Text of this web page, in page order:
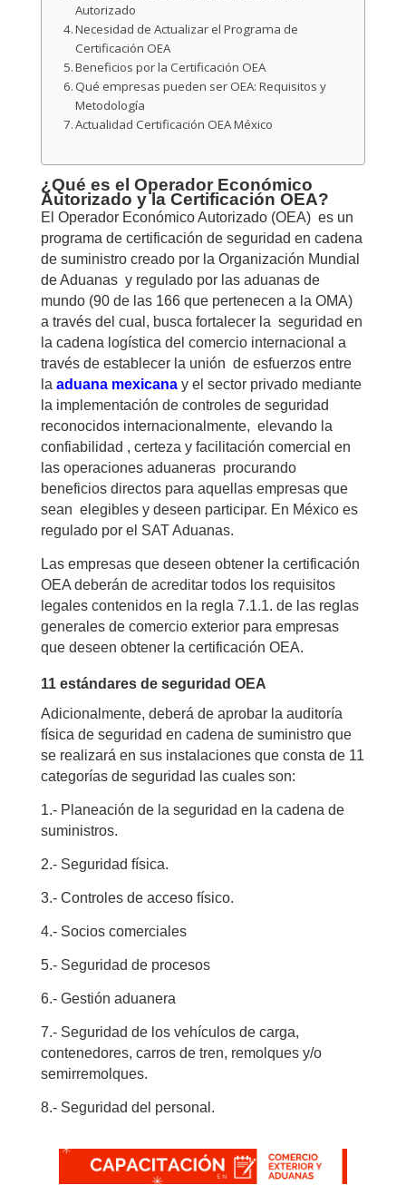
Autorizado
Necesidad de Actualizar el Programa de
Certificación OEA
Beneficios por la Certificación OEA
Qué empresas pueden ser OEA: Requisitos y
Metodología
Actualidad Certificación OEA México
¿Qué es el Operador Económico
Autorizado y la Certificación OEA?
El Operador Económico Autorizado (OEA) es un
programa de certificación de seguridad en cadena
de suministro creado por la Organización Mundial
de Aduanas y regulado por las aduanas de
mundo (90 de las 166 que pertenecen a la OMA)
a través del cual, busca fortalecer la seguridad en
la cadena logística del comercio internacional a
través de establecer la unión de esfuerzos entre
la aduana mexicanay el sector privado mediante
la implementación de controles de seguridad
reconocidos internacionalmente, elevando la
confiabilidad , certeza y facilitación comercial en
las operaciones aduaneras procurando
beneficios directos para aquellas empresas que
sean elegibles y deseen participar. En México es
regulado por el SAT Aduanas.
Las empresas que deseen obtener la certificación
OEA deberán de acreditar todos los requisitos
legales contenidos en la regla 7.1.1. de las reglas
generales de comercio exterior para empresas
que deseen obtener la certificación OEA.
11 estándares de seguridad OEA
Adicionalmente, deberá de aprobar la auditoría
física de seguridad en cadena de suministro que
se realizará en sus instalaciones que consta de 11
categorías de seguridad las cuales son:
1.- Planeación de la seguridad en la cadena de
suministros.
2.- Seguridad física.
3.- Controles de acceso físico.
4.- Socios comerciales
5.- Seguridad de procesos
6.- Gestión aduanera
7.- Seguridad de los vehículos de carga,
contenedores, carros de tren, remolques y/o
semirremolques.
8.- Seguridad del personal.